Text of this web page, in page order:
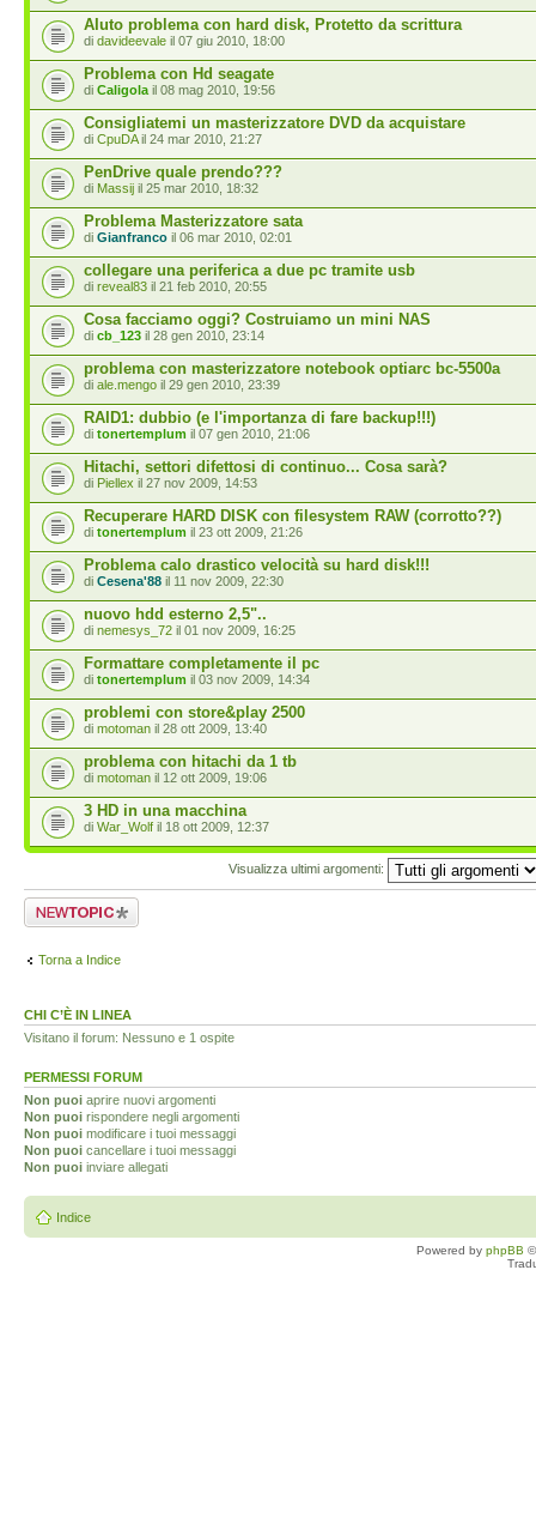
AIuto problema con hard disk, Protetto da scrittura
di davideevale il 07 giu 2010, 18:00
Problema con Hd seagate
di Caligola il 08 mag 2010, 19:56
Consigliatemi un masterizzatore DVD da acquistare
di CpuDAil 24 mar 2010, 21:27
PenDrive quale prendo???
di Massij il 25 mar 2010, 18:32
Problema Masterizzatore sata
di Gianfranco il 06 mar 2010, 02:01
collegare una periferica a due pc tramite usb
di reveal83 il 21 feb 2010, 20:55
Cosa facciamo oggi? Costruiamo un mini NAS
di cb_123 il 28 gen 2010, 23:14
problema con masterizzatore notebook optiarc bc-5500a
di ale.mengo il 29 gen 2010, 23:39
RAID1: dubbio (e l'importanza di fare backup!!!)
di tonertemplum il 07 gen 2010, 21:06
Hitachi, settori difettosi di continuo... Cosa sarà?
di Piellex il 27 nov 2009, 14:53
Recuperare HARD DISK con filesystem RAW (corrotto??)
di tonertemplum il 23 ott 2009, 21:26
Problema calo drastico velocità su hard disk!!!
di Cesena'88 il 11 nov 2009, 22:30
nuovo hdd esterno 2,5"..
di nemesys_72 il 01 nov 2009, 16:25
Formattare completamente il pc
di tonertemplum il 03 nov 2009, 14:34
problemi con store&play 2500
di motoman il 28 ott 2009, 13:40
problema con hitachi da 1 tb
di motoman il 12 ott 2009, 19:06
3 HD in una macchina
di War_Wolf il 18 ott 2009, 12:37
Visualizza ultimi argomenti:
Scrivi un nuovo
argomento
Torna a Indice
CHI C’È IN LINEA
Visitano il forum: Nessuno e 1 ospite
PERMESSI FORUM
Non puoi aprire nuovi argomenti
Non puoi rispondere negli argomenti
Non puoi modificare i tuoi messaggi
Non puoi cancellare i tuoi messaggi
Non puoi inviare allegati
Indice
Powered by phpBB